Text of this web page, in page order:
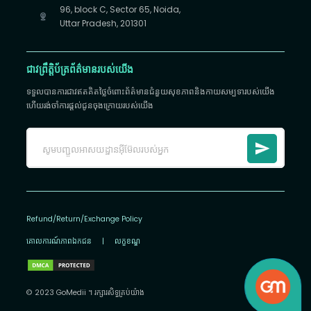
96, block C, Sector 65, Noida,
Uttar Pradesh, 201301
ជាវព្រឹត្តិប័ត្រព័ត៌មានរបស់យើង
ទទួលបានការជាវឥតគិតថ្លៃចំពោះព័ត៌មានជំនួយសុខភាពនិងកាយសម្បទារបស់យើង
ហើយរង់ចាំការផ្តល់ជូនចុងក្រោយរបស់យើង
Refund/Return/Exchange Policy
គោលការណ៍​ភាព​ឯកជន | លក្ខខណ្ឌ
© 2023 GoMedii ។ រក្សា​រ​សិទ្ធ​គ្រប់យ៉ាង